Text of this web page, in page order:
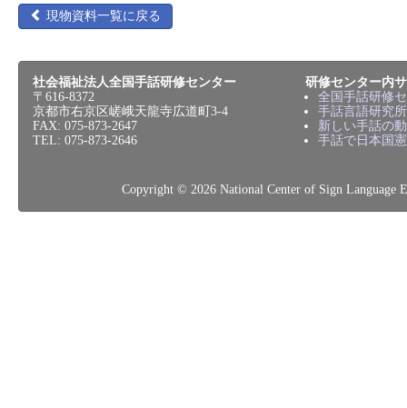
現物資料一覧に戻る
社会福祉法人全国手話研修センター
〒616-8372
京都市右京区嵯峨天龍寺広道町3-4
FAX: 075-873-2647
TEL: 075-873-2646
研修センター内
全国手話研修
手話言語研究所
新しい手話の
手話で日本国
Copyright © 2026 National Center of Sign